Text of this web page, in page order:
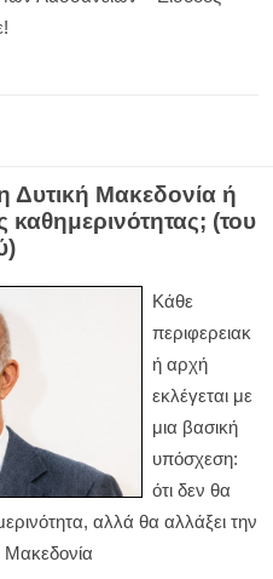
Δυτική Μακεδονία ή
καθημερινότητας; (του
Κάθε
περιφερειακ
ή αρχή
εκλέγεται με
μια βασική
υπόσχεση:
ότι δεν θα
αλλά θα αλλάξει την
Μακεδονία